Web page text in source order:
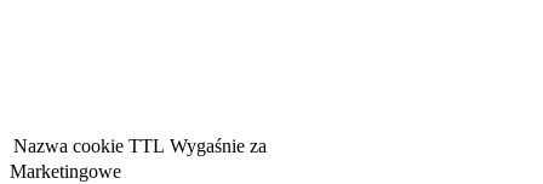
Nazwa cookie TTL Wygaśnie za
Marketingowe